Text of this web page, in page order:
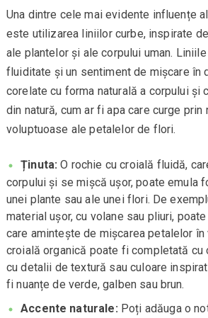
Una dintre cele mai evidente influențe
este utilizarea liniilor curbe, inspirate
ale plantelor și ale corpului uman.
fluiditate și un sentiment de mișcare în
corelate cu forma naturală a corpului și
din natură, cum ar fi apa care curge prin
voluptuoase ale petalelor de flori.
Ținuta: O rochie cu croială fluidă,
corpului și se mișcă ușor, poate emula
unei plante sau ale unei flori. De
material ușor, cu volane sau pliuri,
care amintește de mișcarea petalelor în
croială organică poate fi completată cu
cu detalii de textură sau culoare
fi nuanțe de verde, galben sau brun.
Accente naturale: Poți adăuga o